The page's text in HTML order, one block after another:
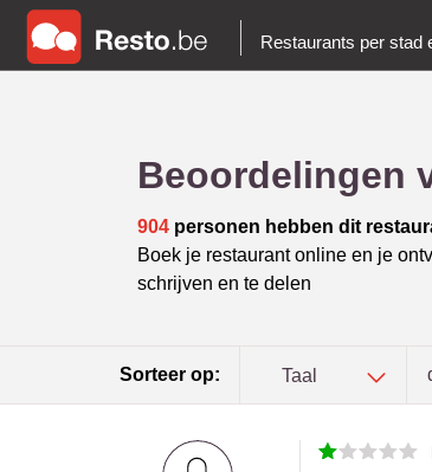
Restaurants per stad
Beoordelingen
904personen hebben dit
Boek je restaurant online en je
schrijven en te delen
Sorteer op: Taal